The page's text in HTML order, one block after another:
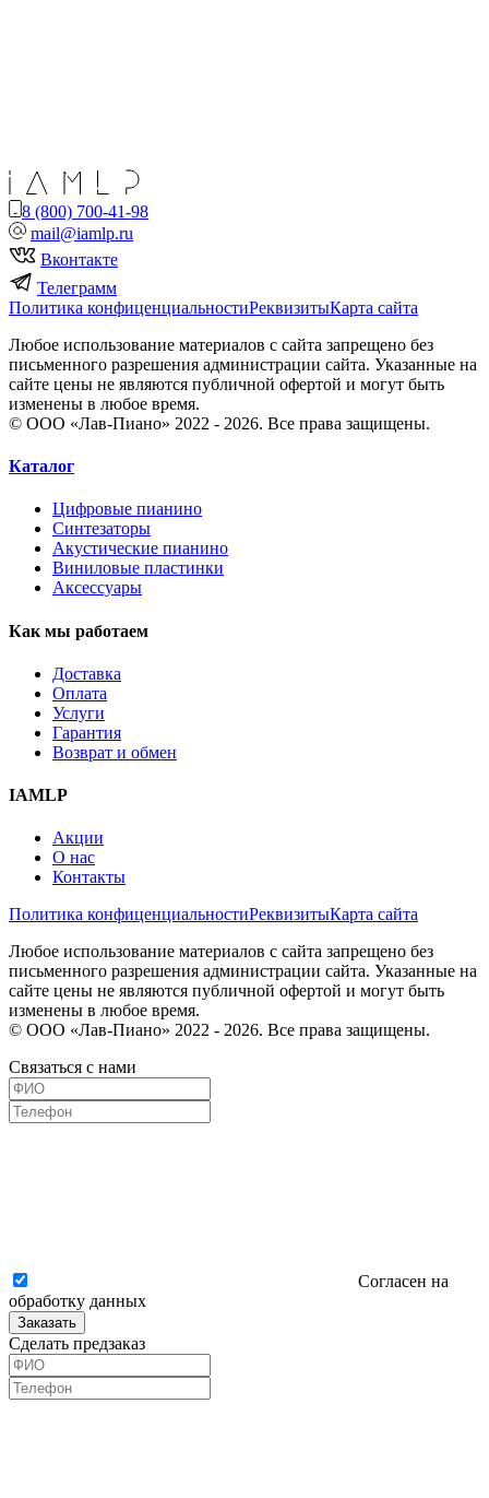
8 (800) 700-41-98
mail@iamlp.ru
Вконтакте
Телеграмм
Политика конфиценциальностиРеквизитыКарта сайта
Любое использование материалов с сайта запрещено без
письменного разрешения администрации сайта. Указанные на
сайте цены не являются публичной офертой и могут быть
изменены в любое время.
© ООО «Лав-Пиано» 2022 - 2026. Все права защищены.
Каталог
Цифровые пианино
Синтезаторы
Акустические пианино
Виниловые пластинки
Аксессуары
Как мы работаем
Доставка
Оплата
Услуги
Гарантия
Возврат и обмен
IAMLP
Акции
О нас
Контакты
Политика конфиценциальностиРеквизитыКарта сайта
Любое использование материалов с сайта запрещено без
письменного разрешения администрации сайта. Указанные на
сайте цены не являются публичной офертой и могут быть
изменены в любое время.
© ООО «Лав-Пиано» 2022 - 2026. Все права защищены.
Связаться с нами
Согласен на
обработку данных
Заказать
Сделать предзаказ